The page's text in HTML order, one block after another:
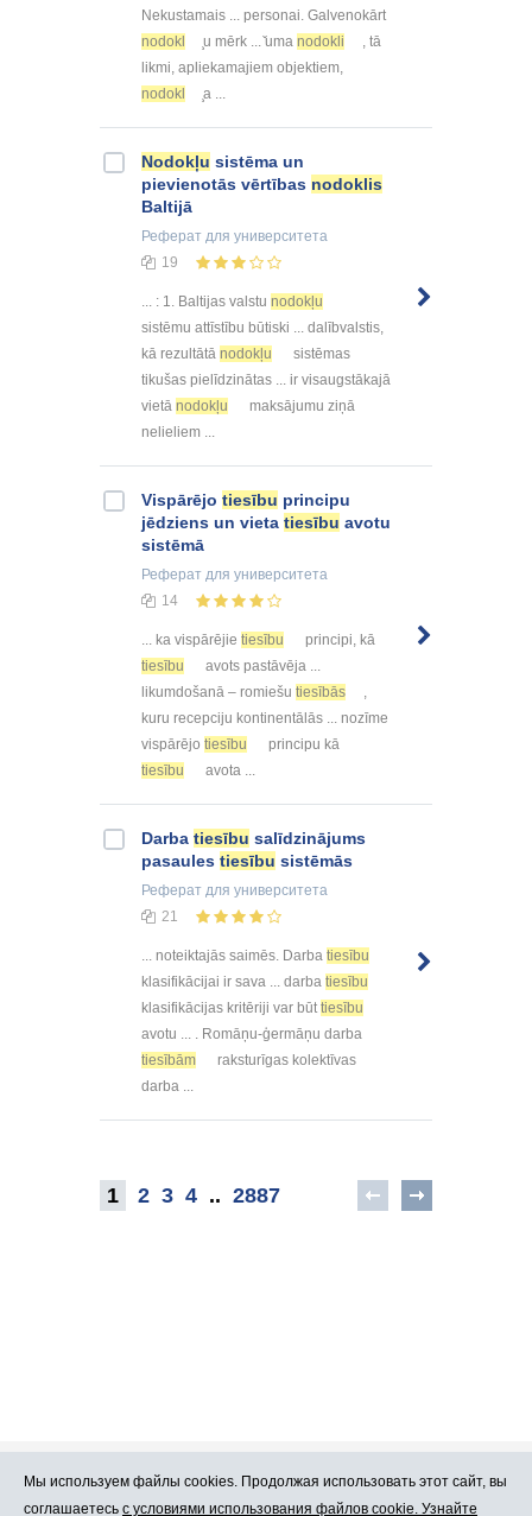
Nekustamais ... personai. Galvenokārt
nodokl
̧u mērk ... ̌uma nodokli
, tā
likmi, apliekamajiem objektiem,
nodokl
̧a ...
Nodokļu sistēma un
pievienotās vērtības nodoklis
Baltijā
Реферат для университета
19
... : 1. Baltijas valstu nodokļu
sistēmu attīstību būtiski ... dalībvalstis,
kā rezultātā nodokļu
sistēmas
tikušas pielīdzinātas ... ir visaugstākajā
vietā nodokļu
maksājumu ziņā
nelieliem ...
Vispārējo tiesību principu
jēdziens un vieta tiesību avotu
sistēmā
Реферат для университета
14
... ka vispārējie tiesību
principi, kā
tiesību
avots pastāvēja ...
likumdošanā – romiešu tiesībās
,
kuru recepciju kontinentālās ... nozīme
vispārējo tiesību
principu kā
tiesību
avota ...
Darba tiesību salīdzinājums
pasaules tiesību sistēmās
Реферат для университета
21
... noteiktajās saimēs. Darba tiesību
klasifikācijai ir sava ... darba tiesību
klasifikācijas kritēriji var būt tiesību
avotu ... . Romāņu-ģermāņu darba
tiesībām
raksturīgas kolektīvas
darba ...
1 2 3 4 .. 2887
Про Atlants.lv Реклама
Мы используем файлы cookies. Продолжая использовать этот сайт, вы
соглашаетесь с условиями использования файлов cookie. Узнайте